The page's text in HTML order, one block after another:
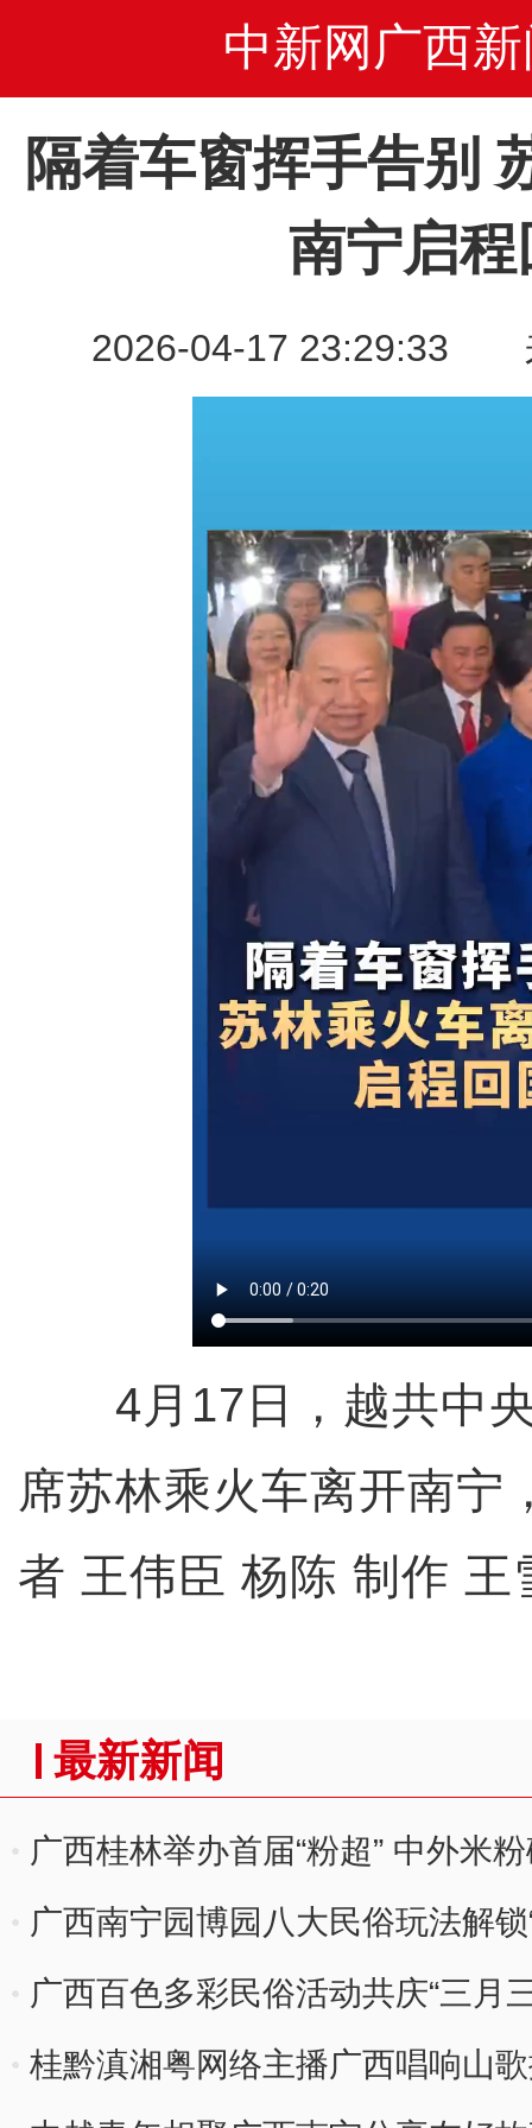
中新网广西新
隔着车窗挥手告别
南宁启程
2026-04-17 23:29:33
4月17日，越共中央
席苏林乘火车离开南宁
者 王伟臣 杨陈 制作 王
最新新闻
广西桂林举办首届“粉超” 中外米粉
广西南宁园博园八大民俗玩法解锁
广西百色多彩民俗活动共庆“三月
桂黔滇湘粤网络主播广西唱响山